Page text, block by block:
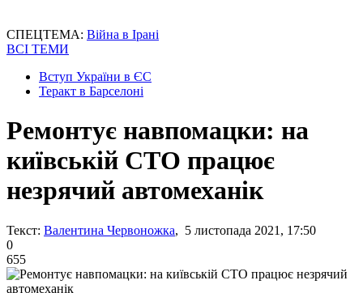
СПЕЦТЕМА: Війна в Ірані
ВСІ ТЕМИ
Вступ України в ЄС
Теракт в Барселоні
Ремонтує навпомацки: на
київській СТО працює
незрячий автомеханік
Текст: Валентина Червоножка, 5 листопада 2021, 17:50
0
655